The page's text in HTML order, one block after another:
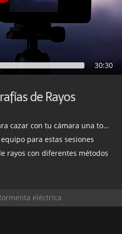
30:30
de Rayos
tu cámara una tormenta eléctrica
para estas sesiones
rayos con diferentes métodos
eléctrica